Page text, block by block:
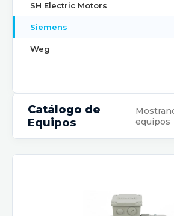
SH Electric Motors
Siemens
Weg
Catálogo de
Equipos
equipos